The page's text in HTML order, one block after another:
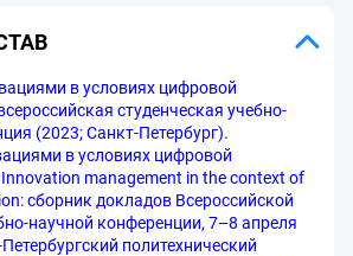
в условиях цифровой
студенческая учебно-
(2023; Санкт-Петербург).
в условиях цифровой
management in the context of
сборник докладов Всероссийской
научной конференции, 7–8 апреля
политехнический